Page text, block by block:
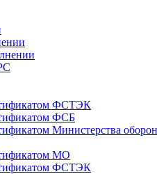
ФСТЭК
ФСБ
Министерства
МО
ФСТЭК